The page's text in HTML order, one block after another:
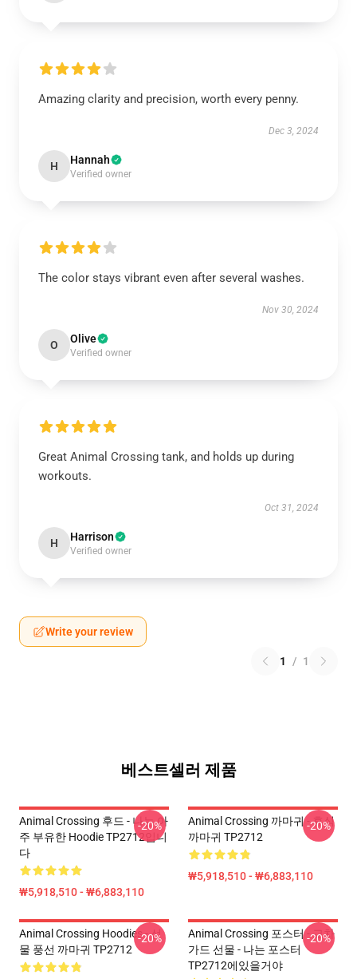
Amazing clarity and precision, worth every penny.
Dec 3, 2024
H Hannah
Verified owner
The color stays vibrant even after several washes.
Nov 30, 2024
O Olive
Verified owner
Great Animal Crossing tank, and holds up during
workouts.
Oct 31, 2024
H Harrison
Verified owner
Write your review
1 / 1
베스트셀러 제품
Animal Crossing 후드 - 나는 아
주 부유한 Hoodie TP2712입니
다
₩5,918,510 - ₩6,883,110
-20%
Animal Crossing 까마귀 - 휴식
까마귀 TP2712
₩5,918,510 - ₩6,883,110
-20%
Animal Crossing Hoodies - 선
물 풍선 까마귀 TP2712
-20%
Animal Crossing 포스터 - 교차
가드 선물 - 나는 포스터
TP2712에있을거야
-20%